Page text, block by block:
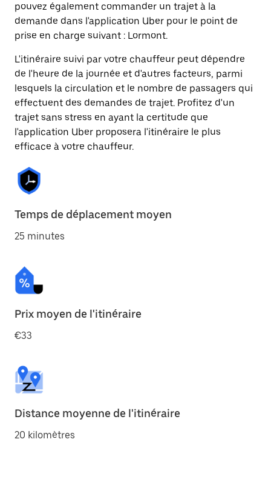
pouvez également commander un trajet à la
demande dans l'application Uber pour le point de
prise en charge suivant : Lormont.
L'itinéraire suivi par votre chauffeur peut dépendre
de l'heure de la journée et d'autres facteurs, parmi
lesquels la circulation et le nombre de passagers qui
effectuent des demandes de trajet. Profitez d'un
trajet sans stress en ayant la certitude que
l'application Uber proposera l'itinéraire le plus
efficace à votre chauffeur.
Temps de déplacement moyen
25 minutes
Prix moyen de l'itinéraire
€33
Distance moyenne de l'itinéraire
20 kilomètres